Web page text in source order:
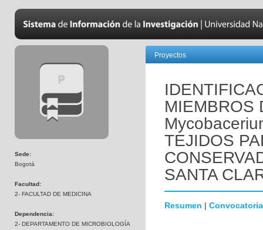
Sede:
Bogotá
Facultad:
2- FACULTAD DE MEDICINA
Dependencia:
2- DEPARTAMENTO DE MICROBIOLOGÍA
Proyectos
MIEMBROS
TEJIDOS
SANTA
Resumen | Convocatoria